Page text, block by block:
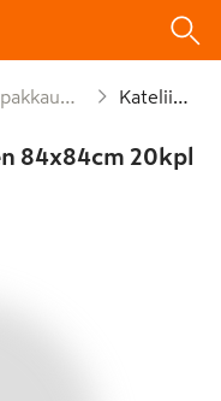
Kateliinat
84x84cm 20kpl